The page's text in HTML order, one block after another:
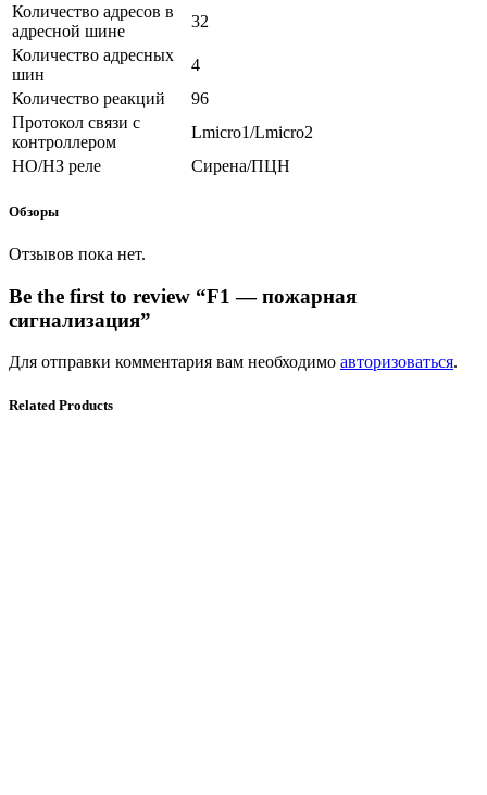
Количество адресов в
адресной шине
32
Количество адресных
шин
4
Количество реакций
96
Протокол связи с
контроллером
Lmicro1/Lmicro2
НО/НЗ реле
Сирена/ПЦН
Обзоры
Отзывов пока нет.
Be the first to review “F1 — пожарная
сигнализация”
Для отправки комментария вам необходимо авторизоваться.
Related Products